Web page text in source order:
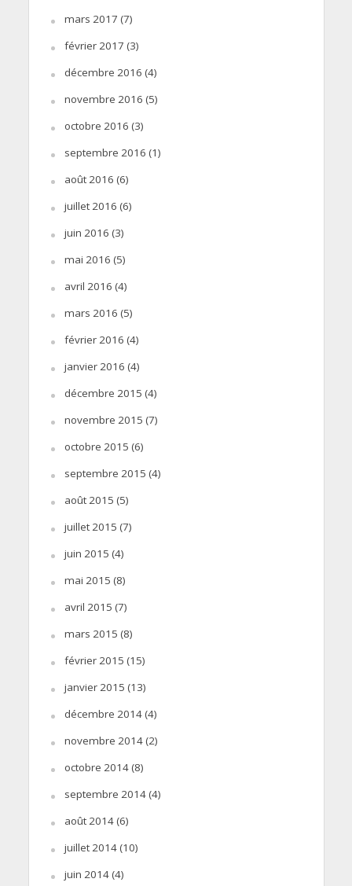
mars 2017 (7)
février 2017 (3)
décembre 2016 (4)
novembre 2016 (5)
octobre 2016 (3)
septembre 2016 (1)
août 2016 (6)
juillet 2016 (6)
juin 2016 (3)
mai 2016 (5)
avril 2016 (4)
mars 2016 (5)
février 2016 (4)
janvier 2016 (4)
décembre 2015 (4)
novembre 2015 (7)
octobre 2015 (6)
septembre 2015 (4)
août 2015 (5)
juillet 2015 (7)
juin 2015 (4)
mai 2015 (8)
avril 2015 (7)
mars 2015 (8)
février 2015 (15)
janvier 2015 (13)
décembre 2014(4)
novembre 2014(2)
octobre 2014(8)
septembre 2014(4)
août 2014(6)
juillet 2014(10)
juin 2014(4)